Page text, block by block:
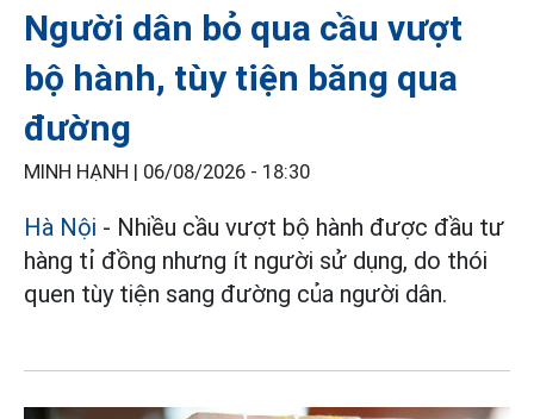
Người dân bỏ qua cầu vượt
bộ hành, tùy tiện băng qua
đường
MINH HẠNH | 06/08/2026 - 18:30
Hà Nội - Nhiều cầu vượt bộ hành được đầu tư
hàng tỉ đồng nhưng ít người sử dụng, do thói
quen tùy tiện sang đường của người dân.